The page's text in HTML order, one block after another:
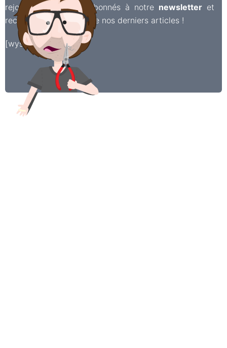
rejoignez les 6 500 abonnés à notre newsletter et
recevez chaque semaine nos derniers articles !
[wysija_form id=”2″]